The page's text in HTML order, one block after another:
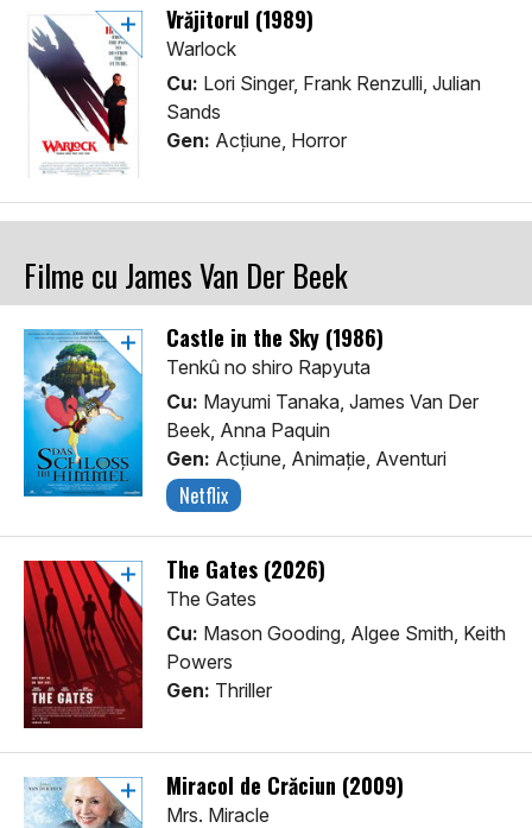
Vrăjitorul (1989)
Warlock
Cu: Lori Singer, Frank Renzulli, Julian
Sands
Gen: Acţiune, Horror
Filme cu James Van Der Beek
Castle in the Sky (1986)
Tenkû no shiro Rapyuta
Cu: Mayumi Tanaka, James Van Der
Beek, Anna Paquin
Gen: Acţiune, Animaţie, Aventuri
Netflix
The Gates (2026)
The Gates
Cu: Mason Gooding, Algee Smith, Keith
Powers
Gen: Thriller
Miracol de Crăciun (2009)
Mrs. Miracle